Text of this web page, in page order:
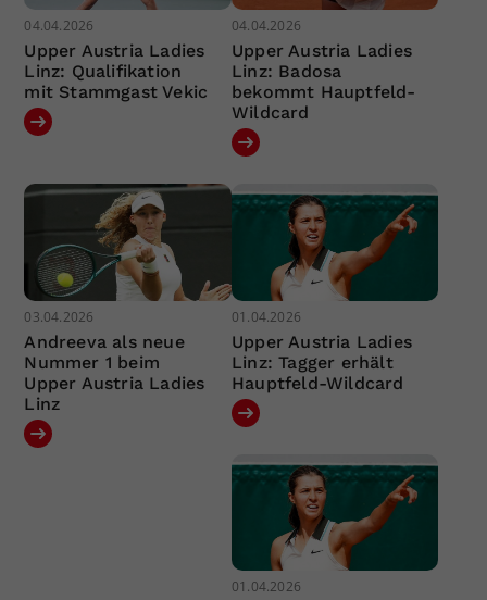
04.04.2026
Upper Austria Ladies
Linz: Qualifikation
mit Stammgast Vekic
04.04.2026
Upper Austria Ladies
Linz: Badosa
bekommt Hauptfeld-
Wildcard
03.04.2026
Andreeva als neue
Nummer 1 beim
Upper Austria Ladies
Linz
01.04.2026
Upper Austria Ladies
Linz: Tagger erhält
Hauptfeld-Wildcard
01.04.2026